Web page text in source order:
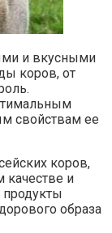
и вкусными
коров, от
свойствам ее
коров,
и
продукты
образа